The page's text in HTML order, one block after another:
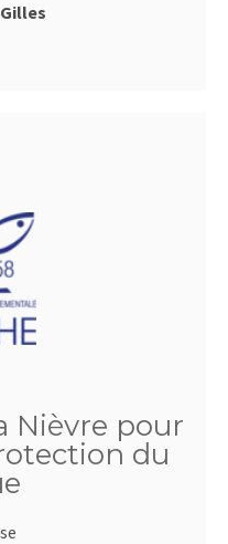
Nièvre pour
du